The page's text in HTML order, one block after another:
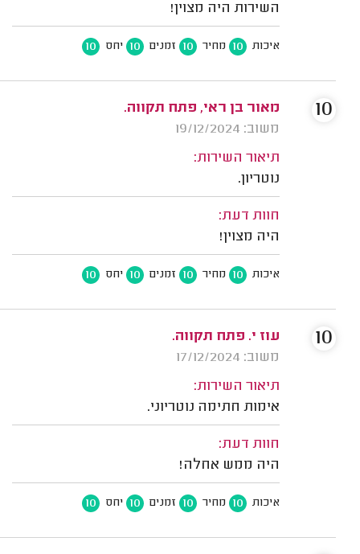
השירות היה מצוין!
איכות 10 מחיר 10 זמנים 10 יחס 10
מאור בן ראי, פתח תקווה.
משוב: 19/12/2024
תיאור השירות:
נוטריון.
חוות דעת:
היה מצוין!
איכות 10 מחיר 10 זמנים 10 יחס 10
10
עוז י. פתח תקווה.
משוב: 17/12/2024
תיאור השירות:
אימות חתימה נוטריוני.
חוות דעת:
היה ממש אחלה!
איכות 10 מחיר 10 זמנים 10 יחס 10
10